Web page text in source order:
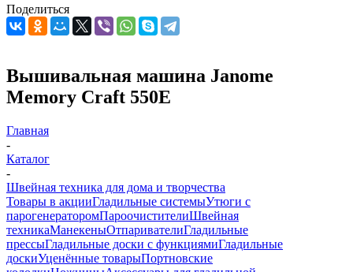
Поделиться
Вышивальная машина Janome
Memory Craft 550E
Главная
-
Каталог
-
Швейная техника для дома и творчества
Товары в акцииГладильные системыУтюги с
парогенераторомПароочистителиШвейная
техникаМанекеныОтпаривателиГладильные
прессыГладильные доски с функциямиГладильные
доскиУценённые товарыПортновские